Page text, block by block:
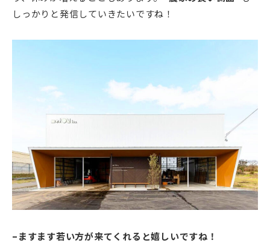
しっかりと発信していきたいですね！
–ますます若い方が来てくれると嬉しいですね！